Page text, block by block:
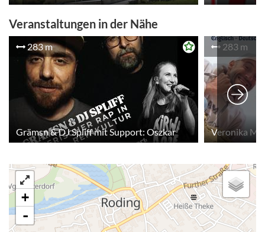
Veranstaltungen in der Nähe
283 m
Grämsn & DJ Spliff mit Support: Oszkar
283 m
Veronika
+
-